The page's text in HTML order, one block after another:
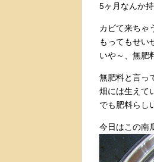
5ヶ月なんか持
カビて来ちゃ
もってもせい
いや～、無肥
無肥料と言っ
畑には生えて
でも肥料らし
今日はこの南